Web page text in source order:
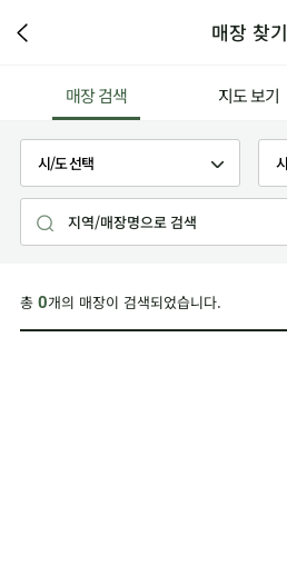
매장 찾기
매장 검색 지도 보기
총 0개의 매장이 검색되었습니다.